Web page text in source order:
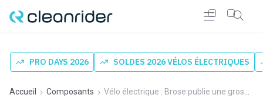
PRO DAYS 2026 SOLDES 2026 VÉLOS ÉLECTRIQUES
Accueil Composants Vélo électrique : Brose publie une grosse mise à jour